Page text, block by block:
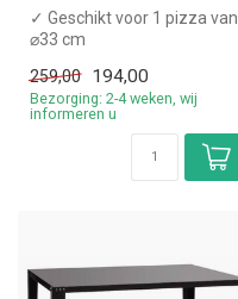
✓ Geschikt voor 1 pizza van
⌀33 cm
✓ 230 Volt
259,00 194,00
Bezorging: 2-4 weken, wij
informeren u